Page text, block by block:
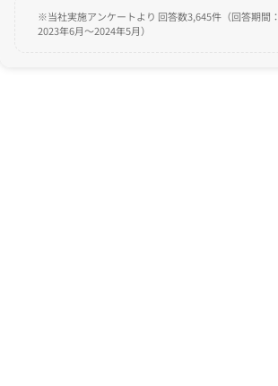
※当社実施アンケートより 回答数3,645件（回答期間：
2023年6月～2024年5月）